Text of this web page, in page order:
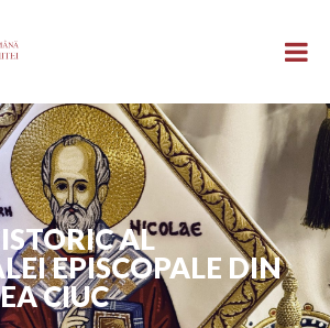
AL
EPISCOPALE DIN
CIUC